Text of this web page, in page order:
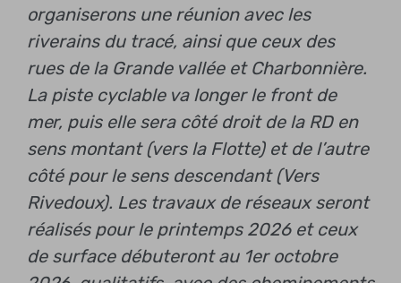
organiserons une réunion avec les
riverains du tracé, ainsi que ceux des
rues de la Grande vallée et Charbonnière.
La piste cyclable va longer le front de
mer, puis elle sera côté droit de la RD en
sens montant (vers la Flotte) et de l’autre
côté pour le sens descendant (Vers
Rivedoux). Les travaux de réseaux seront
réalisés pour le printemps 2026 et ceux
de surface débuteront au 1er octobre